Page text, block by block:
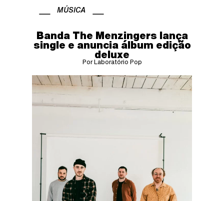
MÚSICA
Banda The Menzingers lança
single e anuncia álbum edição
deluxe
Por Laboratório Pop